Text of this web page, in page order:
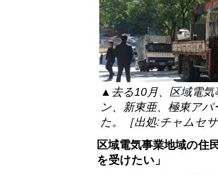
▲去る10月、区域電気
ン、新東亜、極東ア
た。［出処:チャムセ
区域電気事業地域の住
を受けたい」